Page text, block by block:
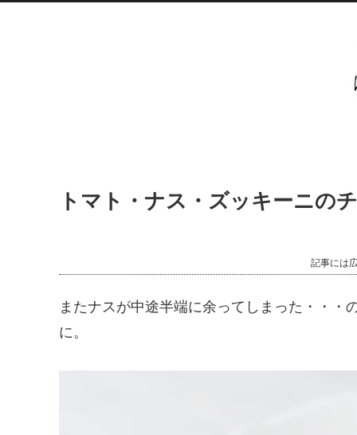
トマト・ナス・ズッキーニの
記事には
またナスが中途半端に余ってしまった・・・
に。